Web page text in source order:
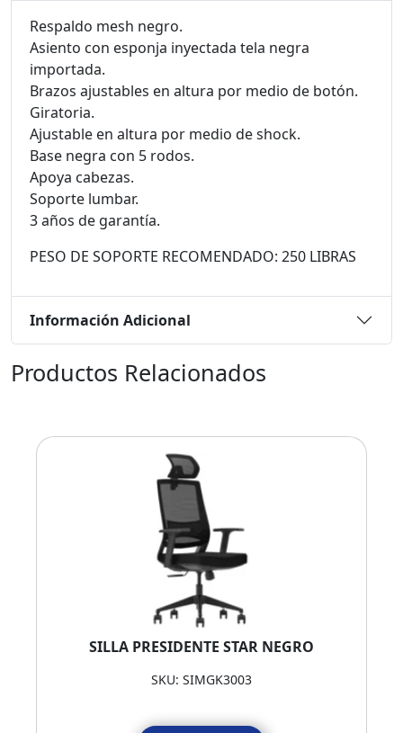
Respaldo mesh negro.
Asiento con esponja inyectada tela negra
importada.
Brazos ajustables en altura por medio de botón.
Giratoria.
Ajustable en altura por medio de shock.
Base negra con 5 rodos.
Apoya cabezas.
Soporte lumbar.
3 años de garantía.
PESO DE SOPORTE RECOMENDADO: 250 LIBRAS
Información Adicional
Productos Relacionados
SILLA PRESIDENTE STAR NEGRO
SKU: SIMGK3003